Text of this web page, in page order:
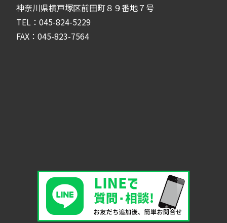
神奈川県横戸塚区前田町８９番地７号
TEL：045-824-5229
FAX：045-823-7564